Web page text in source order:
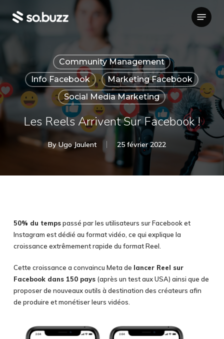
Menu
Community Management
Info Facebook
Marketing Facebook
Social Media Marketing
Les Reels Arrivent Sur Facebook !
By Ugo Jaulent 25 février 2022
50% du tempspassé par les utilisateurs sur Facebook et
Instagram est dédié au format vidéo, ce qui explique la
croissance extrêmement rapide du format Reel.
Cette croissance a convaincu Meta de lancer Reel sur
Facebook dans 150 pays(après un test aux USA) ainsi que de
proposer de nouveaux outils à destination des créateurs afin
de produire et monétiser leurs vidéos.